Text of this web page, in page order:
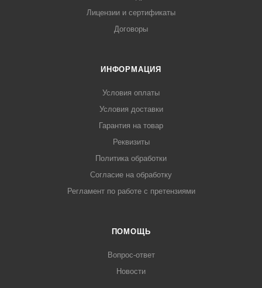
Лицензии и сертификаты
Договоры
ИНФОРМАЦИЯ
Условия оплаты
Условия доставки
Гарантия на товар
Реквизиты
Политика обработки
Согласие на обработку
Регламент по работе с претензиями
ПОМОЩЬ
Вопрос-ответ
Новости